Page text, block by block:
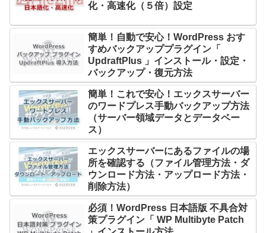
化・高速化（５倍）設定
簡単！自動で安心！WordPress おす
すめバックアッププラグイン「
UpdraftPlus 」インストール・設定・
バックアップ・復元方法
簡単！これで安心！エックスサーバー
のワードプレス手動バックアップ方法
（サーバー領域データとデータベー
ス）
エックスサーバーにあるファイルの場
所を確認する（ファイル管理方法・ダ
ウンロード方法・アップロード方法・
削除方法）
必須！WordPress 日本語版 不具合対
策プラグイン「 WP Multibyte Patch